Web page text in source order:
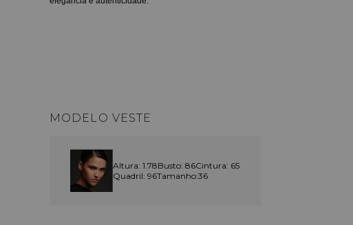
MODELO VESTE
Altura: 1.78Busto: 86Cintura: 65
Quadril: 96Tamanho:36